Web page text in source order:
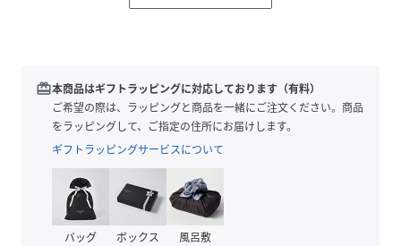
・足底は、高いクッション性をもつパイル編みで歩行時の衝
撃を軽減
・ハイカットの登山靴に合わせやすいデザイン
・山小屋泊や長時間の登山を楽しむ方におすすめ
性別タイプ ユニセックス
メリノウール混(ウール75%、ナイロン19%、ポ
redeem本商品はギフトラッピングに対応しております（有料）
ご希望の際は、ラッピングと商品を一緒にご注文ください。商品
をラッピングして、ご指定の住所にお届けします。
ギフトラッピングサービスについて
バッグ ボックス 風呂敷